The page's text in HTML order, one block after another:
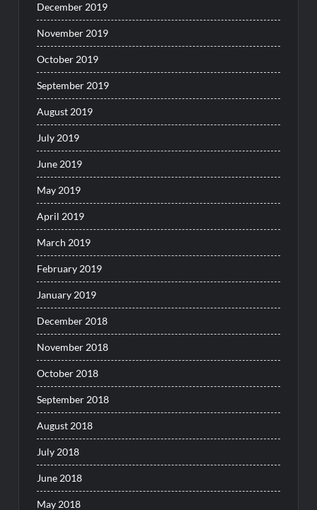
December 2019
November 2019
October 2019
September 2019
August 2019
July 2019
June 2019
May 2019
April 2019
March 2019
February 2019
January 2019
December 2018
November 2018
October 2018
September 2018
August 2018
July 2018
June 2018
May 2018